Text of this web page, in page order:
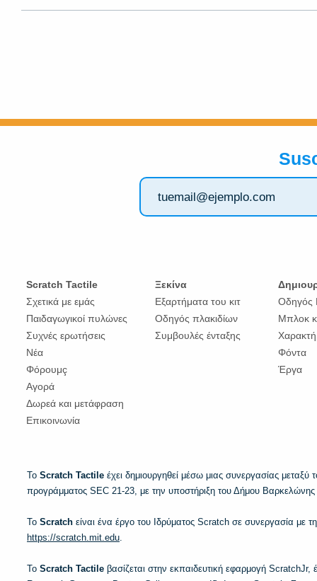
Scratch Tactile
Σχετικά με εμάς
Παιδαγωγικοί πυλώνες
Συχνές ερωτήσεις
Νέα
Φόρουμç
Αγορά
Δωρεά και μετάφραση
Επικοινωνία
Ξεκίνα
Εξαρτήματα του κιτ
Οδηγός πλακιδίων
Συμβουλές ένταξης
Οδηγός
Μπλοκ
Φόντα
Έργα
Το Scratch Tactile έχει δημιουργηθεί μέσω μιας συνεργασίας
προγράμματος SEC 21-23, με την υποστήριξη του Δήμου
Το Scratch είναι ένα έργο του Ιδρύματος Scratch σε συνεργασία με
https://scratch.mit.edu.
Το Scratch Tactile βασίζεται στην εκπαιδευτική εφαρμογή